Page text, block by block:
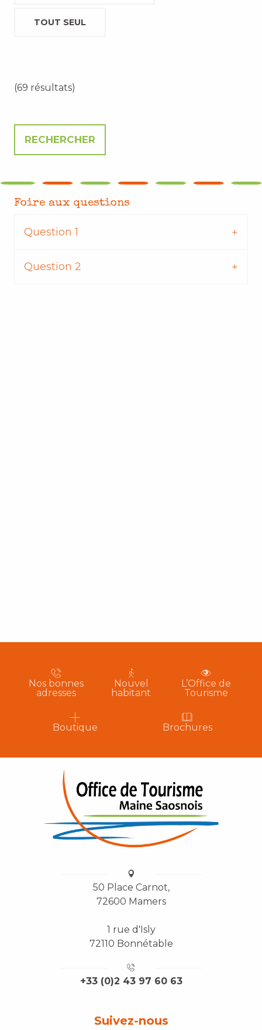
TOUT SEUL
(69 résultats)
Foire aux questions
Question 1
Question 2
Nos bonnes
adresses
Nouvel
habitant
L’Office de
Tourisme
Boutique Brochures
50 Place Carnot,
72600 Mamers
1 rue d'Isly
72110 Bonnétable
+33 (0)2 43 97 60 63
Suivez-nous